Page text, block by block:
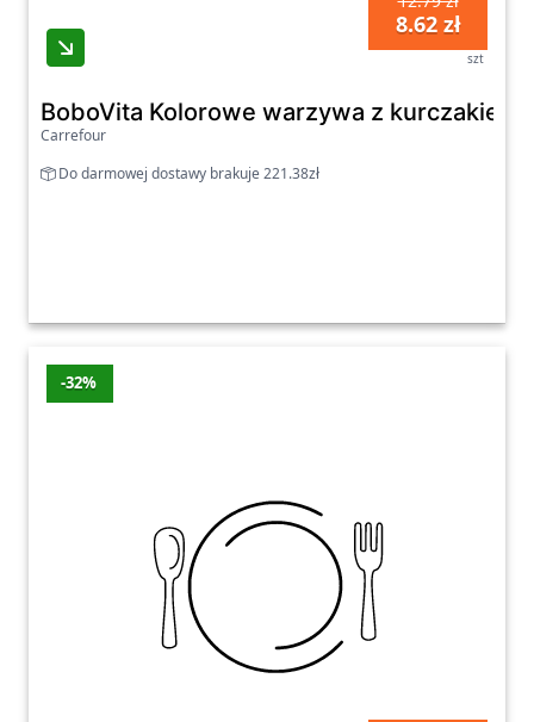
8.62 zł
szt
BoboVita Kolorowe warzywa z kurczakiem
Carrefour
Do darmowej dostawy brakuje 221.38zł
-32%